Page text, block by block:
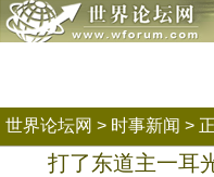
世界论坛网 > 时事新闻 >
打了东道主一耳